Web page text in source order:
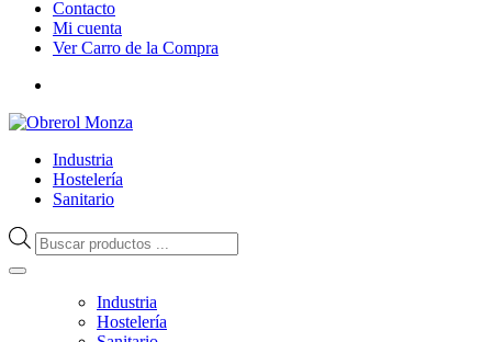
Contacto
Mi cuenta
Ver Carro de la Compra
Industria
Hostelería
Sanitario
Búsqueda
de
Industria
Hostelería